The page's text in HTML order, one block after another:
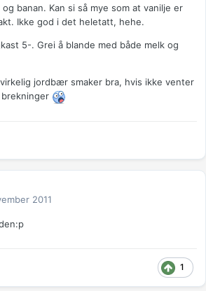
banan. Kan si så mye som at vanilje er
Ikke god i det heletatt, hehe.
5-. Grei å blande med både melk og
jordbær smaker bra, hvis ikke venter
2011
1